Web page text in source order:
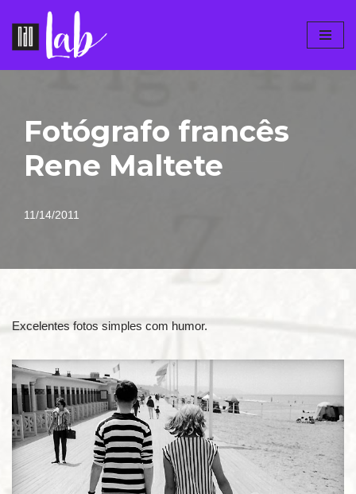
Pular
Fotógrafo francês
Rene Maltete
11/14/2011
Excelentes fotos simples com humor.